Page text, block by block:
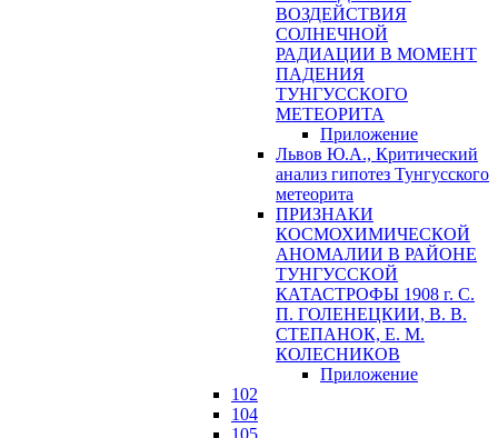
ВОЗДЕЙСТВИЯ
СОЛНЕЧНОЙ
РАДИАЦИИ В МОМЕНТ
ПАДЕНИЯ
ТУНГУССКОГО
MЕТЕОРИТА
Приложение
Львов Ю.A., Критический
анализ гипотез Тунгусского
метеорита
ПРИЗНАКИ
КОСМОХИМИЧЕСКОЙ
АНОМАЛИИ В РАЙОНЕ
ТУНГУССКОЙ
КАТАСТРОФЫ 1908 г. С.
П. ГОЛЕНЕЦКИИ, В. В.
СТЕПАНОК, Е. М.
КОЛЕСНИКОВ
Приложение
102
104
105